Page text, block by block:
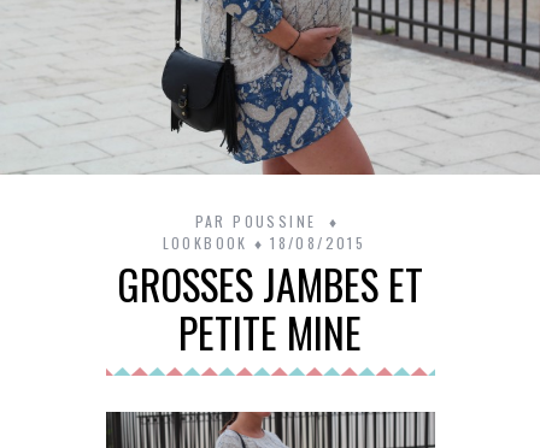
PAR POUSSINE
LOOKBOOK
18/08/2015
GROSSES JAMBES ET
PETITE MINE